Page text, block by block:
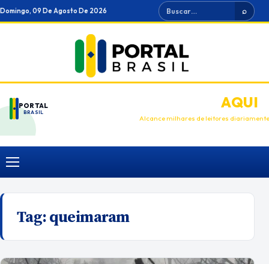
Ir
para
Domingo, 09 De Agosto De 2026 Buscar ⌕
PORTAL
BRASIL
ANUNCIEAQUI
Alcance milhares de leitores diariamente
Menu
Tag:queimaram